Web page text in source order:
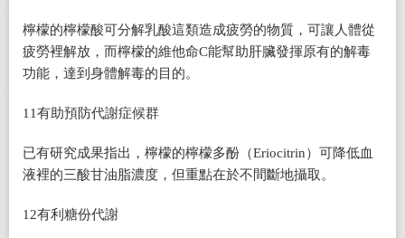
檸檬的檸檬酸可分解乳酸這類造成疲勞的物質，可讓人體從
疲勞裡解放，而檸檬的維他命C能幫助肝臟發揮原有的解毒
功能，達到身體解毒的目的。
11有助預防代謝症候群
已有研究成果指出，檸檬的檸檬多酚（Eriocitrin）可降低血
液裡的三酸甘油脂濃度，但重點在於不間斷地攝取。
12有利糖份代謝